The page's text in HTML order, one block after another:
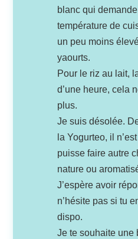
blanc qui
température de
un peu moins
yaourts.
Pour le riz au lait,
d’une heure, cela
plus.
Je suis désolée.
la Yogurteo, il
puisse faire autre
nature ou
J’espère avoir
n’hésite pas si tu
dispo.
Je te souhaite une